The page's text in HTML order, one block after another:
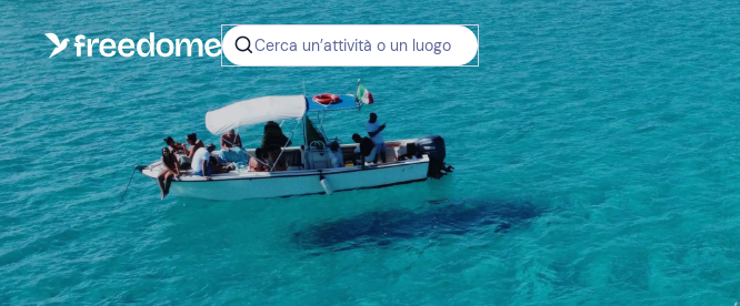
Cerca un’attività o un luogo
Non sai cosa
regalare?
Gift Card Freedome
Un regalo digitale che
lascia la libertà di
scegliere esperienze
outdoor in tutta Italia.